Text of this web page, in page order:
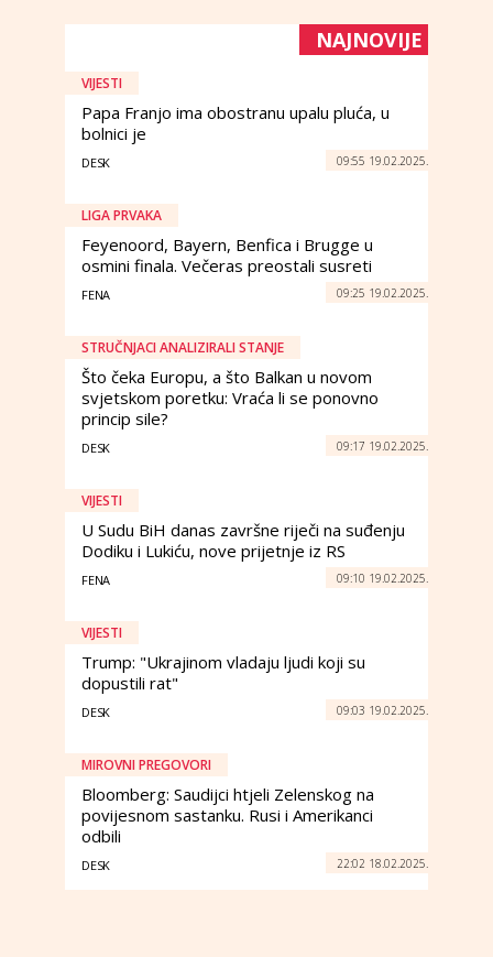
NAJNOVIJE
VIJESTI
Papa Franjo ima obostranu upalu pluća, u
bolnici je
DESK 09:55 19.02.2025.
LIGA PRVAKA
Feyenoord, Bayern, Benfica i Brugge u
osmini finala. Večeras preostali susreti
FENA 09:25 19.02.2025.
STRUČNJACI ANALIZIRALI STANJE
Što čeka Europu, a što Balkan u novom
svjetskom poretku: Vraća li se ponovno
princip sile?
DESK 09:17 19.02.2025.
VIJESTI
U Sudu BiH danas završne riječi na suđenju
Dodiku i Lukiću, nove prijetnje iz RS
FENA 09:10 19.02.2025.
VIJESTI
Trump: "Ukrajinom vladaju ljudi koji su
dopustili rat"
DESK 09:03 19.02.2025.
MIROVNI PREGOVORI
Bloomberg: Saudijci htjeli Zelenskog na
povijesnom sastanku. Rusi i Amerikanci
odbili
DESK 22:02 18.02.2025.